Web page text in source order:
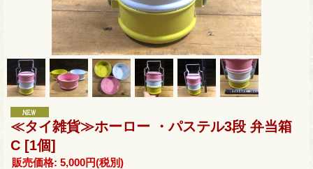
≪タイ雑貨≫ホーロー ・パステル3段 弁当箱
C [1個]
販売価格: 5,000円(税別)